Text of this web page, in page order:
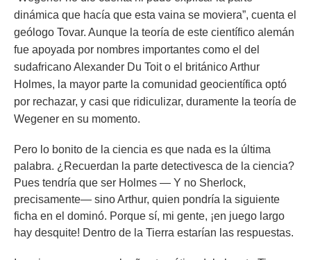
dinámica que hacía que esta vaina se moviera”, cuenta el
geólogo Tovar. Aunque la teoría de este científico alemán
fue apoyada por nombres importantes como el del
sudafricano Alexander Du Toit o el británico Arthur
Holmes, la mayor parte la comunidad geocientífica optó
por rechazar, y casi que ridiculizar, duramente la teoría de
Wegener en su momento.
Pero lo bonito de la ciencia es que nada es la última
palabra. ¿Recuerdan la parte detectivesca de la ciencia?
Pues tendría que ser Holmes — Y no Sherlock,
precisamente— sino Arthur, quien pondría la siguiente
ficha en el dominó. Porque sí, mi gente, ¡en juego largo
hay desquite! Dentro de la Tierra estarían las respuestas.